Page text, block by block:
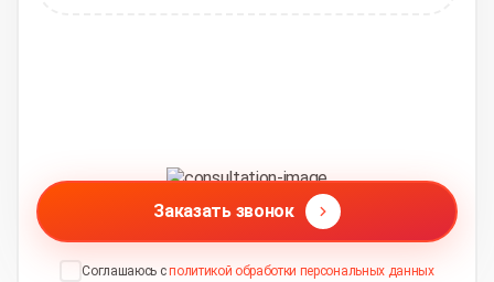
Заказать звонок
Соглашаюсь с политикой обработки персональных данных